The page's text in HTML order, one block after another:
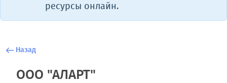
ресурсы онлайн.
Назад
ООО "АЛАРТ"